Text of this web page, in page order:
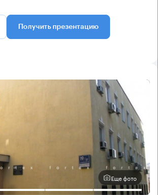
Получить презентацию
Еще фото